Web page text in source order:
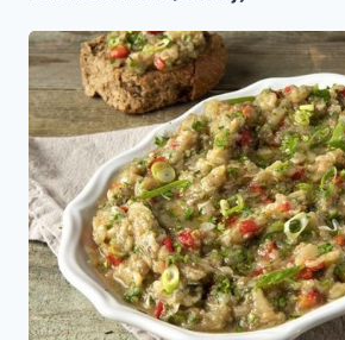
Ensalada
de
Berenjenas